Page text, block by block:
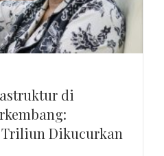
di
Triliun Dikucurkan